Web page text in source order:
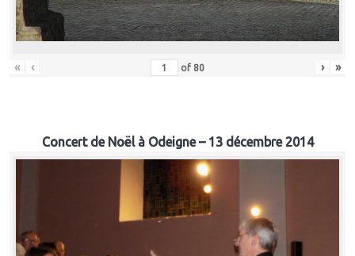
« ‹ of 80 › »
Concert de Noël à Odeigne – 13 décembre 2014